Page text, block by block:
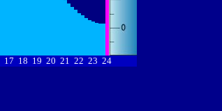
17 18 19 20 21 22 23 24